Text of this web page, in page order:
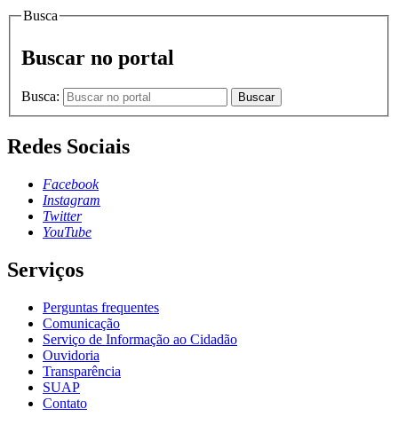
Busca
Buscar no portal
Busca: Buscar
Redes Sociais
Facebook
Instagram
Twitter
YouTube
Serviços
Perguntas frequentes
Comunicação
Serviço de Informação ao Cidadão
Ouvidoria
Transparência
SUAP
Contato